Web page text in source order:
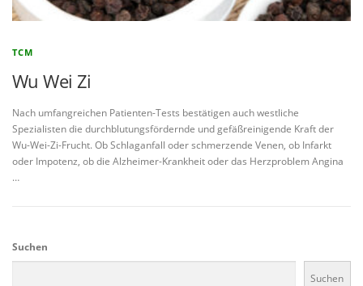
TCM
Wu Wei Zi
Nach umfangreichen Patienten-Tests bestätigen auch westliche
Spezialisten die durchblutungsfördernde und gefäßreinigende Kraft der
Wu-Wei-Zi-Frucht. Ob Schlaganfall oder schmerzende Venen, ob Infarkt
oder Impotenz, ob die Alzheimer-Krankheit oder das Herzproblem Angina
…
Suchen
Suchen